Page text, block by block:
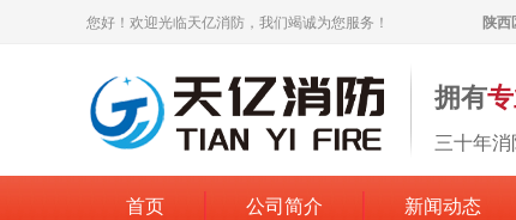
您好！欢迎光临天亿消防，我们竭诚为您服务！ 陕西
拥有
三十年
首页 公司简介 新闻动态